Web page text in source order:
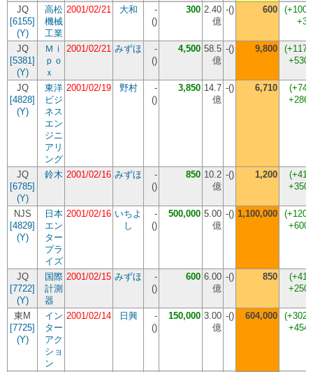
JQ
[6155]
(Y)
高松
機械
工業
2001/02/21 大和
-
()
300 2.40
億
-() 600
JQ
[5381]
(Y)
Ｍｉ
ｐｏ
ｘ
2001/02/21 みずほ
-
()
4,500 58.5
億
-() 9,800
JQ
[4828]
(Y)
東洋
ビジ
ネス
エン
ジニ
アリ
ング
2001/02/19 野村
-
()
3,850 14.7
億
-() 6,710
JQ
[6785]
(Y)
鈴木 2001/02/16 みずほ
-
()
850 10.2
億
-() 1,200
NJS
[4829]
(Y)
日本
エン
ター
プラ
イズ
2001/02/16 いちよ
し
-
()
500,000 5.00
億
-() 1,100,000
JQ
[7722]
(Y)
国際
計測
器
2001/02/15 みずほ
-
()
600 6.00
億
-() 850
東M
[7725]
(Y)
イン
ター
アク
ショ
ン
2001/02/14 日興
-
()
150,000 3.00
億
-() 604,000